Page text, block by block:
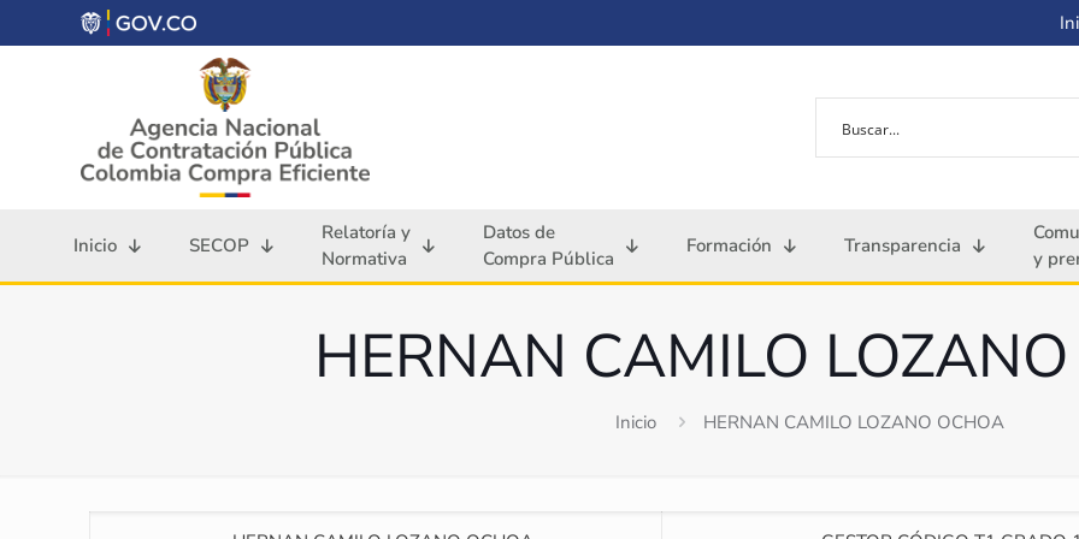
Inicio SECOP
Relatoría y
Normativa
Datos de
Compra Pública
Formación Transparencia
y
HERNAN CAMILO
Inicio HERNAN CAMILO LOZANO OCHOA